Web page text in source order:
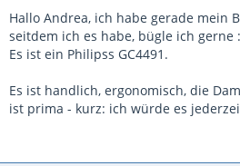
Hallo Andrea, ich habe gerade mein
seitdem ich es habe, bügle ich gerne
Es ist ein Philipss GC4491.
Es ist handlich, ergonomisch, die
ist prima - kurz: ich würde es